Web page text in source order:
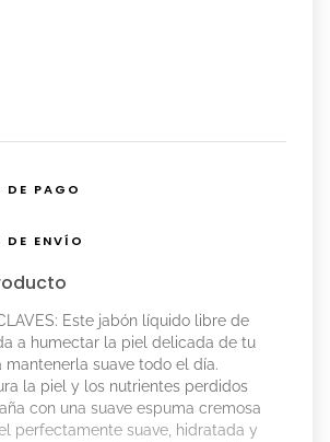
DE PAGO
DE ENVÍO
Este jabón líquido libre de
a humectar la piel delicada de tu
mantenerla suave todo el día.
la piel y los nutrientes perdidos
con una suave espuma cremosa
perfectamente suave, hidratada y